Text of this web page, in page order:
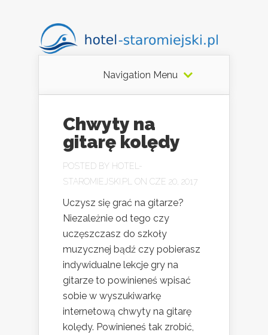
Navigation Menu
Chwyty na
gitarę kolędy
POSTED BY HOTEL-
STAROMIEJSKI.PL
ON CZE 20, 2017
Uczysz się grać na gitarze?
Niezależnie od tego czy
uczęszczasz do szkoły
muzycznej bądź czy pobierasz
indywidualne lekcje gry na
gitarze to powinieneś wpisać
sobie w wyszukiwarkę
internetową chwyty na gitarę
kolędy. Powinieneś tak zrobić,